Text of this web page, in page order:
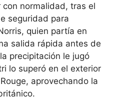
normalidad, tras el
seguridad para
quien partía en
salida rápida antes de
precipitación le jugó
lo superó en el exterior
aprovechando la